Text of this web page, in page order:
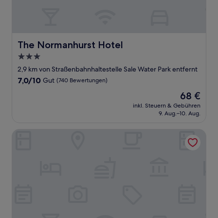
The Normanhurst Hotel
The Normanhurst Hotel
3.0-
Sterne-
Unterkunft
2,9 km von Straßenbahnhaltestelle Sale Water Park entfernt
7.0
7,0/10 Gut (740 Bewertungen)
Der
Preis
beträgt
68 €
inkl. Steuern & Gebühren
9. Aug.–10. Aug.